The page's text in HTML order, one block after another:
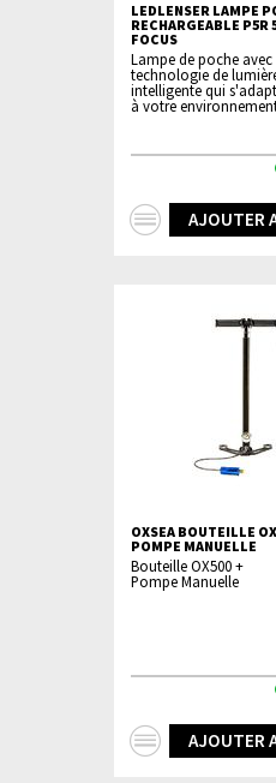
LEDLENSER LAMPE
RECHARGEABLE P5R
FOCUS
Lampe de poche avec
technologie de
intelligente qui
à votre
AJOUTER
OXSEA BOUTEILLE
POMPE MANUELLE
Bouteille OX500 +
Pompe Manuelle
AJOUTER